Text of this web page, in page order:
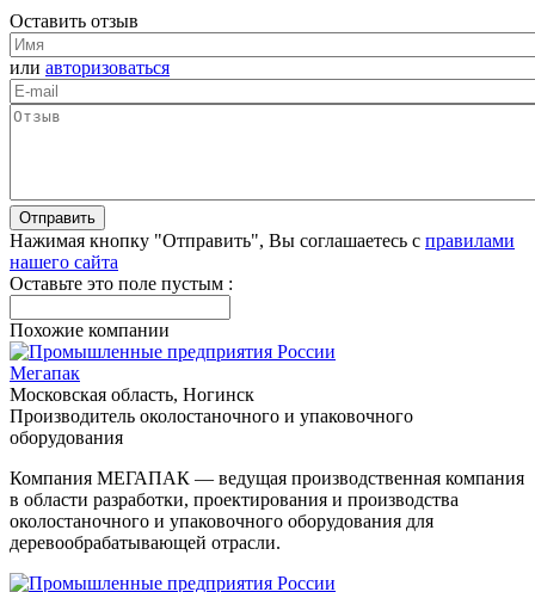
Оставить отзыв
или авторизоваться
Нажимая кнопку "Отправить", Вы соглашаетесь с правилами
нашего сайта
Оставьте это поле пустым :
Похожие компании
Мегапак
Московская область, Ногинск
Производитель околостаночного и упаковочного
оборудования
Компания МЕГАПАК — ведущая производственная компания
в области разработки, проектирования и производства
околостаночного и упаковочного оборудования для
деревообрабатывающей отрасли.